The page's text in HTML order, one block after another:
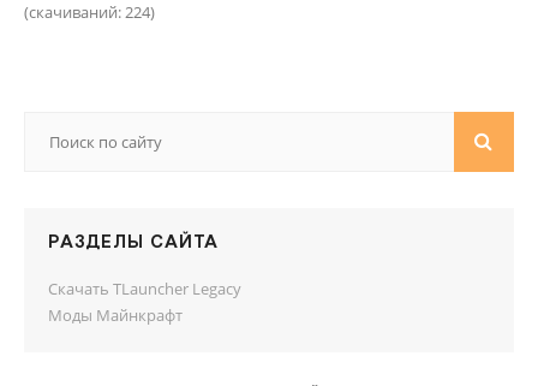
(cкачиваний: 224)
РАЗДЕЛЫ САЙТА
Скачать TLauncher Legacy
Моды Майнкрафт